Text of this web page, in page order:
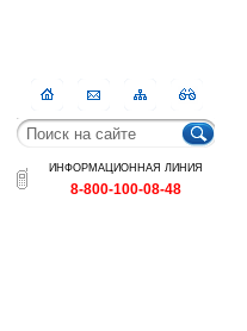
ГлавнаяКонтактыКарта
сайта
RSS
ИНФОРМАЦИОННАЯ ЛИНИЯ
8-800-100-08-48